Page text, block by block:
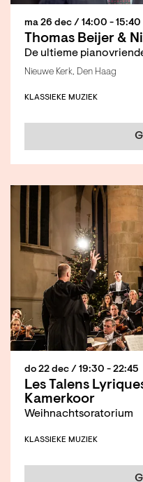
Thomas Beijer &
De ultieme
ma 26 dec / 14:00 - 15:40
Nieuwe Kerk, Den Haag
KLASSIEKE MUZIEK
Les Talens
Kamerkoor
Weihnachtsoratorium
do 22 dec / 19:30 - 22:45
KLASSIEKE MUZIEK